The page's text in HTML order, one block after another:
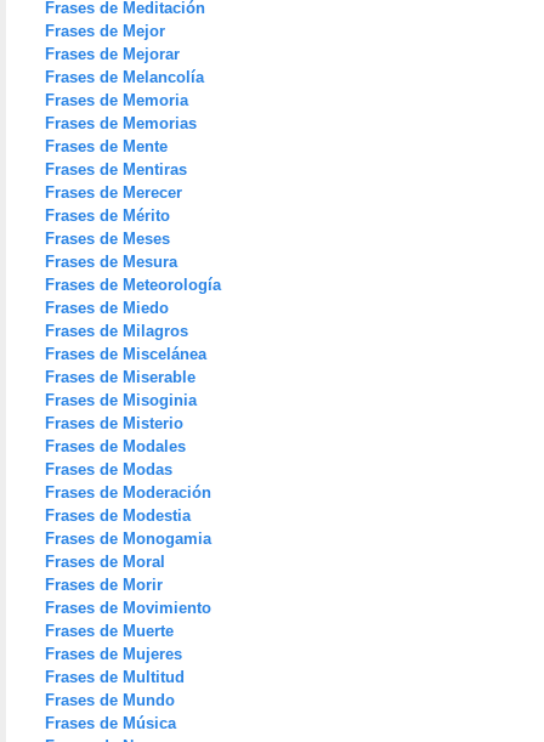
Frases de Meditación
Frases de Mejor
Frases de Mejorar
Frases de Melancolía
Frases de Memoria
Frases de Memorias
Frases de Mente
Frases de Mentiras
Frases de Merecer
Frases de Mérito
Frases de Meses
Frases de Mesura
Frases de Meteorología
Frases de Miedo
Frases de Milagros
Frases de Miscelánea
Frases de Miserable
Frases de Misoginia
Frases de Misterio
Frases de Modales
Frases de Modas
Frases de Moderación
Frases de Modestia
Frases de Monogamia
Frases de Moral
Frases de Morir
Frases de Movimiento
Frases de Muerte
Frases de Mujeres
Frases de Multitud
Frases de Mundo
Frases de Música